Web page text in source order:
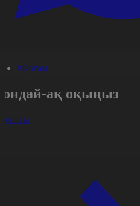
#Қоғам
ақ оқыңыз